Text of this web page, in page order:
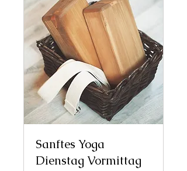
Sanftes Yoga
Dienstag Vormittag